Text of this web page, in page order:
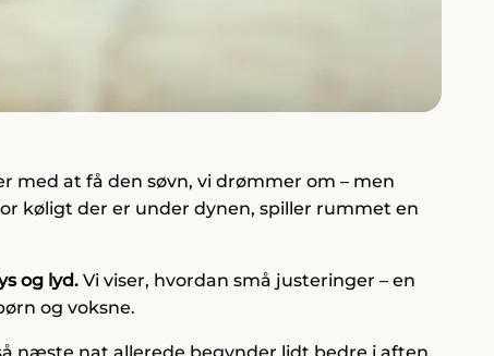
med at få den søvn, vi drømmer om – men
køligt der er under dynen, spiller rummet en
og lyd. Vi viser, hvordan små justeringer – en
og voksne.